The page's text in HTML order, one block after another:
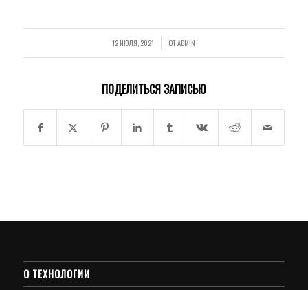
12 ИЮЛЯ, 2021
/ ОТADMIN
ПОДЕЛИТЬСЯ ЗАПИСЬЮ
О ТЕХНОЛОГИИ